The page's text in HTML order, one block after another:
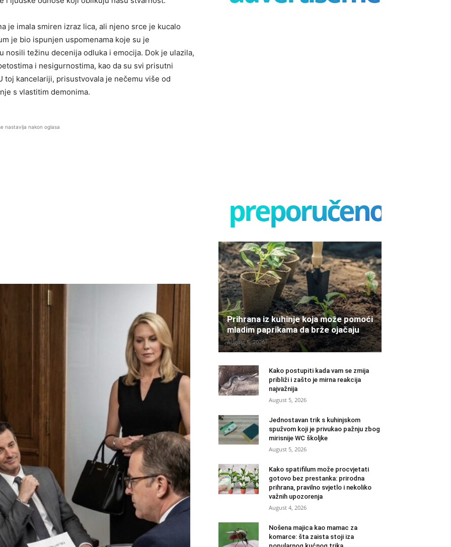
je imala smiren izraz lica, ali njeno srce je kucalo
je bio ispunjen uspomenama koje su je
težinu decenija odluka i emocija. Dok je ulazila,
i nesigurnostima, kao da su svi prisutni
kancelariji, prisustvovala je nečemu više od
s vlastitim demonima.
nastavlja nakon oglasa
preporučeno
Prihrana iz kuhinje koja može pomoći
mladim paprikama da brže ojačaju
August 5, 2026
Kako postupiti kada vam se zmija
približi i zašto je mirna reakcija
najvažnija
August 5, 2026
Jednostavan trik s kuhinjskom
spužvom koji je privukao pažnju zbog
mirisnije WC školjke
August 5, 2026
Kako spatifilum može procvjetati
gotovo bez prestanka: prirodna
prihrana, pravilno svjetlo i nekoliko
važnih upozorenja
August 4, 2026
Nošena majica kao mamac za
komarce: šta zaista stoji iza